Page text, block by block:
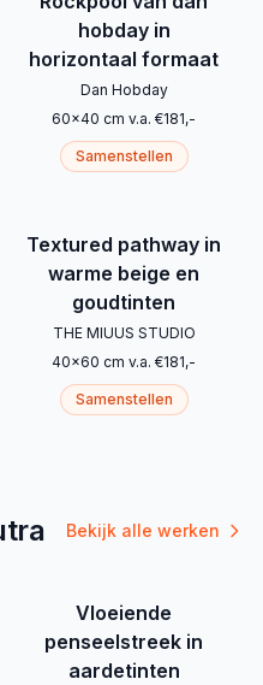
hobday in
horizontaal formaat
Dan Hobday
60x40 cm v.a. €181,-
Samenstellen
Textured pathway in
warme beige en
goudtinten
THE MIUUS STUDIO
40x60 cm v.a. €181,-
Samenstellen
Bekijk alle werken
Vloeiende
penseelstreek in
aardetinten